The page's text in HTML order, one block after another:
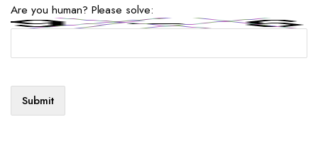
Are you human? Please solve: